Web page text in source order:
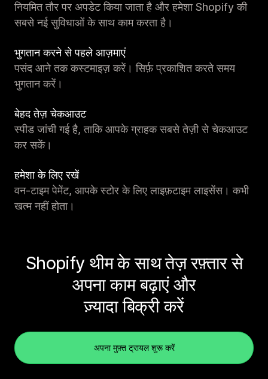
नियमित तौर पर अपडेट किया जाता है और हमेशा Shopify की
सबसे नई सुविधाओं के साथ काम करता है।
भुगतान करने से पहले आज़माएं
पसंद आने तक कस्टमाइज़ करें। सिर्फ़ प्रकाशित करते समय
भुगतान करें।
बेहद तेज़ चेकआउट
स्पीड जांची गई है, ताकि आपके ग्राहक सबसे तेज़ी से चेकआउट
कर सकें।
हमेशा के लिए रखें
वन-टाइम पेमेंट, आपके स्टोर के लिए लाइफ़टाइम लाइसेंस। कभी
खत्म नहीं होता।
Shopify थीम के साथ तेज़ रफ़्तार से
अपना काम बढ़ाएं और
ज़्यादा बिक्री करें
अपना मुफ़्त ट्रायल शुरू करें